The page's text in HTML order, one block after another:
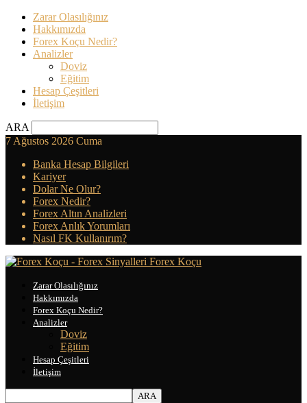
Zarar Olasılığınız
Hakkımızda
Forex Koçu Nedir?
Analizler
Doviz
Eğitim
Hesap Çeşitleri
İletişim
ARA
7 Ağustos 2026 Cuma
Banka Hesap Bilgileri
Kariyer
Dolar Ne Olur?
Forex Nedir?
Forex Altın Analizleri
Forex Anlık Yorumları
Nasıl FK Kullanırım?
Forex Koçu
Zarar Olasılığınız
Hakkımızda
Forex Koçu Nedir?
Analizler
Doviz
Eğitim
Hesap Çeşitleri
İletişim